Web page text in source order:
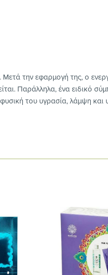
Μετά την εφαρμογή της, ο
Παράλληλα, ένα ειδικό
του υγρασία, λάμψη και